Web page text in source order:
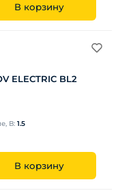
В корзину
ELECTRIC BL2
В: 1.5
В корзину